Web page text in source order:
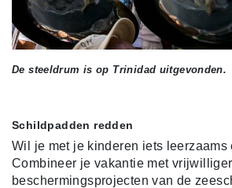
De steeldrum is op Trinidad uitgevonden.
Schildpadden redden
Wil je met je kinderen iets leerzaams
Combineer je vakantie met
beschermingsprojecten van de